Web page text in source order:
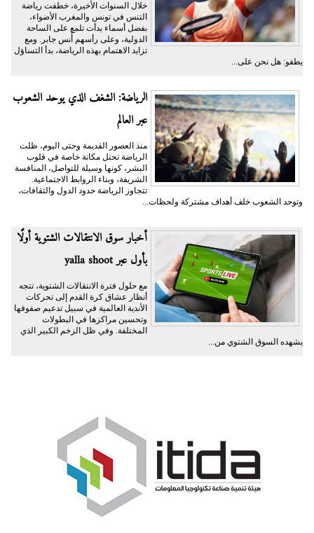
خلال السنوات الأخيرة، خطفت رياضة
التنس في تونس والمغرب الأضواء،
بفضل أسماء بدأت تلمع على الساحة
الدولية، وعلى رأسهم أُنس جابر. ومع
تزايد الاهتمام بهذه الرياضة، بدأ التساؤل
يطفو: هل نحن على...
الرياضة: الشغف الذي يوحد الشعوب
عبر العالم
منذ العصور القديمة وحتى اليوم، ظلت
الرياضة تحتل مكانة خاصة في قلوب
البشر، كونها وسيلة للتواصل، المنافسة
الشريفة، وبناء الروابط الاجتماعية.
تتجاوز الرياضة حدود الدول والثقافات،
وتوحد الشعوب خلف أهداف مشتركة ولحظات...
أخبار سوق الانتقالات الشتوية أولًا
بأول عبر yalla shoot
مع حلول فترة الانتقالات الشتوية، تتجه
أنظار عشاق كرة القدم إلى تحركات
الأندية العالمية في سبيل تدعيم صفوفها
وتحسين مراكزها في البطولات
المختلفة. وفي ظل الزخم الكبير الذي
يشهده السوق الشتوي من...